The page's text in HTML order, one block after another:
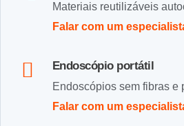
Materiais reutilizáveis
Falar com um
Endoscópio portátil
Endoscópios sem fibras e
Falar com um